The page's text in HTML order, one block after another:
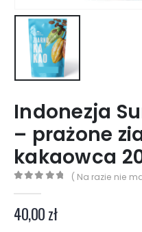
Indonezja
– prażone
kakaowca
( Na razie nie
40,00zł